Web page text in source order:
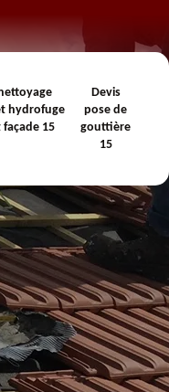
hydrofuge
15
Devis
pose de
gouttière
15